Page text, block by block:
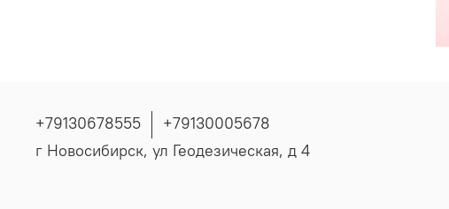
+79130678555
+79130005678
г Новосибирск, ул Геодезическая, д 4